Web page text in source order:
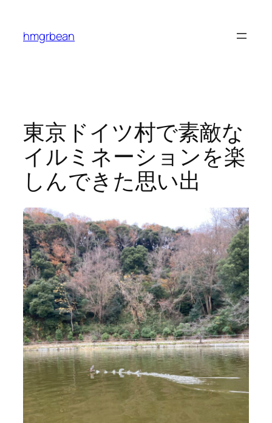
hmgrbean
東京ドイツ村で素敵な
イルミネーションを楽
しんできた思い出